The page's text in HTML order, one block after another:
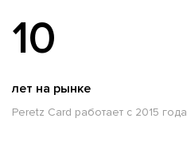
10
лет на рынке
Peretz Card работает с 2015 года